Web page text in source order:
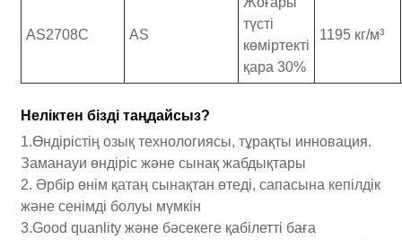
AS2708C AS
түсті
көміртекті
қара 30%
1195 кг/м³
Неліктен бізді таңдайсыз?
1.Өндірістің озық технологиясы, тұрақты инновация.
Заманауи өндіріс және сынақ жабдықтары
2. Әрбір өнім қатаң сынақтан өтеді, сапасына кепілдік
және сенімді болуы мүмкін
3.Good quanlity және бәсекеге қабілетті баға